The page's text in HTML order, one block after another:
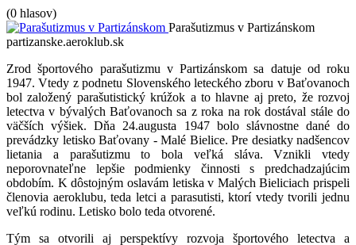
(0 hlasov)
Parašutizmus v Partizánskom
partizanske.aeroklub.sk
Zrod športového parašutizmu v Partizánskom sa datuje od roku
1947. Vtedy z podnetu Slovenského leteckého zboru v Baťovanoch
bol založený parašutistický krúžok a to hlavne aj preto, že rozvoj
letectva v bývalých Baťovanoch sa z roka na rok dostával stále do
väčších výšiek. Dňa 24.augusta 1947 bolo slávnostne dané do
prevádzky letisko Baťovany - Malé Bielice. Pre desiatky nadšencov
lietania a parašutizmu to bola veľká sláva. Vznikli vtedy
neporovnateľne lepšie podmienky činnosti s predchadzajúcim
obdobím. K dôstojným oslavám letiska v Malých Bieliciach prispeli
členovia aeroklubu, teda letci a parasutisti, ktorí vtedy tvorili jednu
veľkú rodinu. Letisko bolo teda otvorené.
Tým sa otvorili aj perspektívy rozvoja športového letectva a